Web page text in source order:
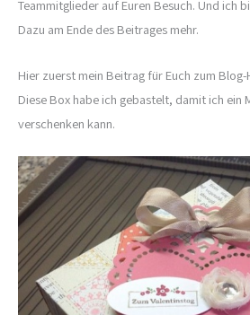
Teammitglieder auf Euren Besuch. Und ich
Dazu am Ende des Beitrages mehr.
Hier zuerst mein Beitrag für Euch zum Blog-
Diese Box habe ich gebastelt, damit ich ein
verschenken kann.